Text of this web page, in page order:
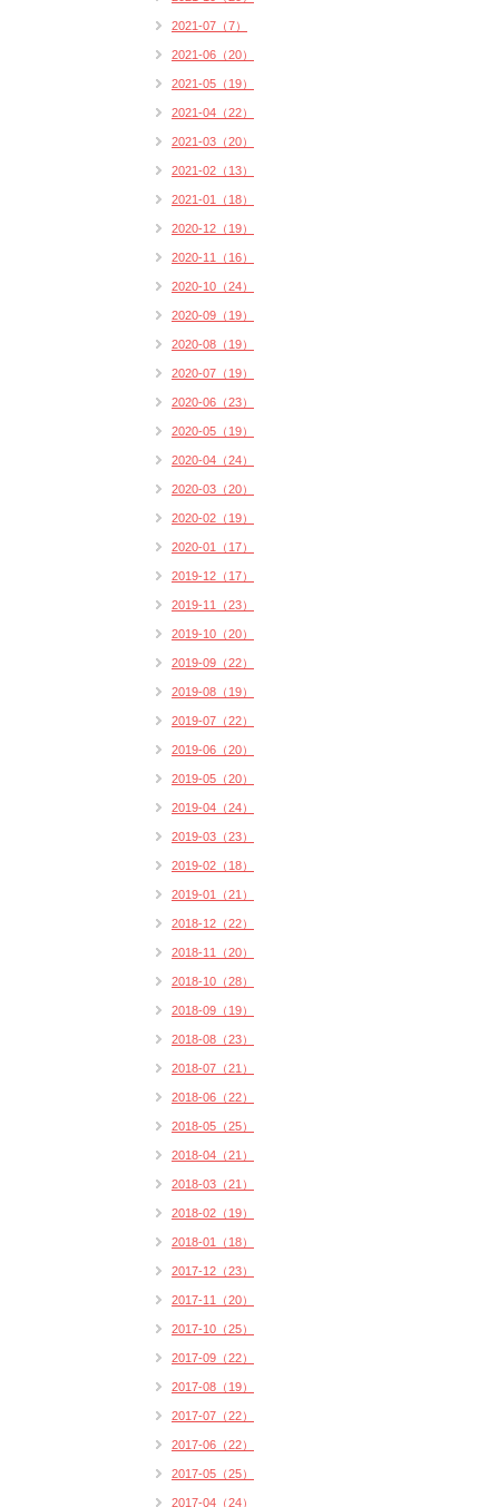
2021-07（7）
2021-06（20）
2021-05（19）
2021-04（22）
2021-03（20）
2021-02（13）
2021-01（18）
2020-12（19）
2020-11（16）
2020-10（24）
2020-09（19）
2020-08（19）
2020-07（19）
2020-06（23）
2020-05（19）
2020-04（24）
2020-03（20）
2020-02（19）
2020-01（17）
2019-12（17）
2019-11（23）
2019-10（20）
2019-09（22）
2019-08（19）
2019-07（22）
2019-06（20）
2019-05（20）
2019-04（24）
2019-03（23）
2019-02（18）
2019-01（21）
2018-12（22）
2018-11（20）
2018-10（28）
2018-09（19）
2018-08（23）
2018-07（21）
2018-06（22）
2018-05（25）
2018-04（21）
2018-03（21）
2018-02（19）
2018-01（18）
2017-12（23）
2017-11（20）
2017-10（25）
2017-09（22）
2017-08（19）
2017-07（22）
2017-06（22）
2017-05（25）
2017-04（24）